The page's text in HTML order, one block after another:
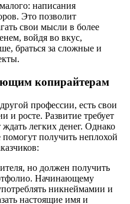
написания
Это позволит
свои мысли в более
войдя во вкус,
браться за сложные и
копирайтерам
профессии, есть свои
и росте. Развитие требует
легких денег. Однако
помогут получить неплохой
но должен получить
Начинающему
никнеймамии и
настоящие имя и